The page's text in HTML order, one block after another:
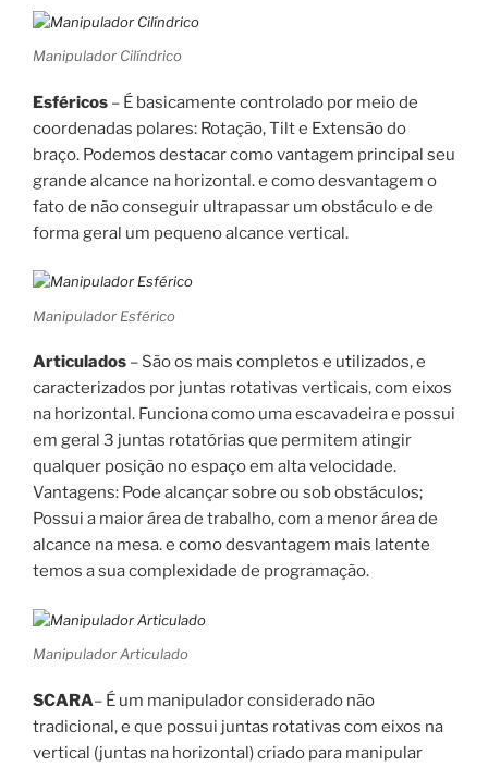
Manipulador Cilíndrico
Esféricos – É basicamente controlado por meio de
coordenadas polares: Rotação, Tilt e Extensão do
braço. Podemos destacar como vantagem principal seu
grande alcance na horizontal. e como desvantagem o
fato de não conseguir ultrapassar um obstáculo e de
forma geral um pequeno alcance vertical.
Manipulador Esférico
Articulados – São os mais completos e utilizados, e
caracterizados por juntas rotativas verticais, com eixos
na horizontal. Funciona como uma escavadeira e possui
em geral 3 juntas rotatórias que permitem atingir
qualquer posição no espaço em alta velocidade.
Vantagens: Pode alcançar sobre ou sob obstáculos;
Possui a maior área de trabalho, com a menor área de
alcance na mesa. e como desvantagem mais latente
temos a sua complexidade de programação.
Manipulador Articulado
SCARA– É um manipulador considerado não
tradicional, e que possui juntas rotativas com eixos na
vertical (juntas na horizontal) criado para manipular